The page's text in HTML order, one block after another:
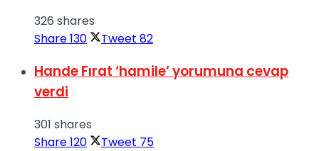
326 shares
Share130 Tweet 82
Hande Fırat ‘hamile’ yorumuna cevap
verdi
301 shares
Share120 Tweet 75